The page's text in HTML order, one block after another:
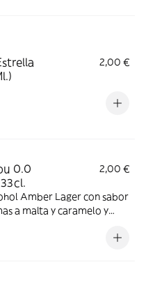
2,00 €
0.0
2,00 €
Amber Lager con sabor
a malta y caramelo y